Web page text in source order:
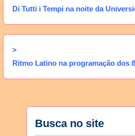
Di Tutti i Tempi na noite da
>
Ritmo Latino na programação dos
Busca no site